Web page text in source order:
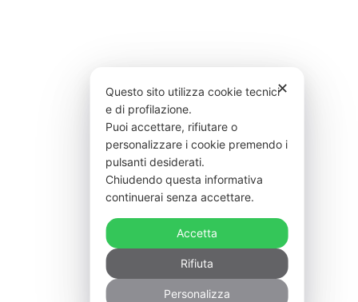
✕
Questo sito utilizza cookie tecnici
e di profilazione.
Puoi accettare, rifiutare o
personalizzare i cookie premendo i
pulsanti desiderati.
Chiudendo questa informativa
continuerai senza accettare.
Accetta
Rifiuta
Personalizza